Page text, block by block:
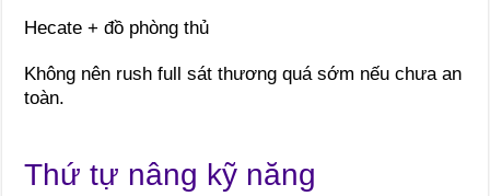
Hecate + đồ phòng thủ
Không nên rush full sát thương quá sớm nếu chưa an
toàn.
Thứ tự nâng kỹ năng